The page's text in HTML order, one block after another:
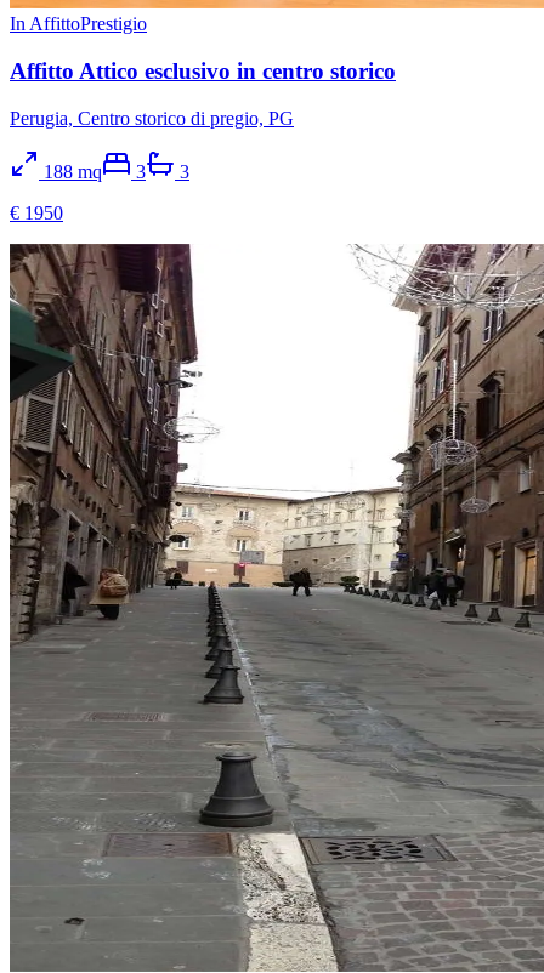
In AffittoPrestigio
Affitto Attico esclusivo in centro storico
Perugia, Centro storico di pregio, PG
188 mq 3
3
€ 1950